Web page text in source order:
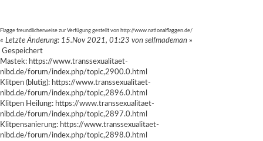
Flagge freundlicherweise zur Verfügung gestellt von http://www.nationalflaggen.de/
« Letzte Änderung: 15.Nov 2021, 01:23 von selfmademan »
Gespeichert
Mastek: https://www.transsexualitaet-
nibd.de/forum/index.php/topic,2900.0.html
Klitpen (blutig): https://www.transsexualitaet-
nibd.de/forum/index.php/topic,2896.0.html
Klitpen Heilung: https://www.transsexualitaet-
nibd.de/forum/index.php/topic,2897.0.html
Klitpensanierung: https://www.transsexualitaet-
nibd.de/forum/index.php/topic,2898.0.html